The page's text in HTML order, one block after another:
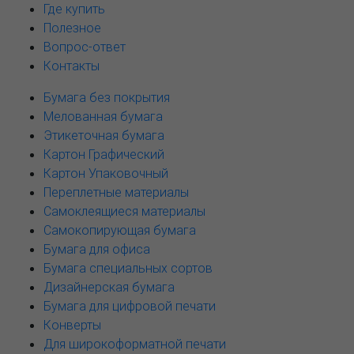
Где купить
Полезное
Вопрос-ответ
Контакты
Бумага без покрытия
Мелованная бумага
Этикеточная бумага
Картон Графический
Картон Упаковочный
Переплетные материалы
Самоклеящиеся материалы
Самокопирующая бумага
Бумага для офиса
Бумага специальных сортов
Дизайнерская бумага
Бумага для цифровой печати
Конверты
Для широкоформатной печати